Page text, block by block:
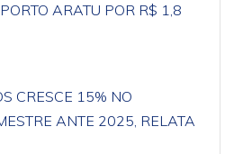
ARATU POR R$ 1,8
CRESCE 15% NO
ANTE 2025, RELATA